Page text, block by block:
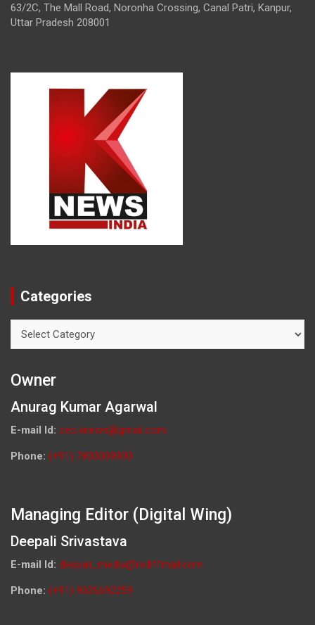
63/2C, The Mall Road, Noronha Crossing, Canal Patri, Kanpur,
Uttar Pradesh 208001
Categories
Owner
Anurag Kumar Agarwal
E-mail Id: ceo.knews@gmail.com
Phone: (+91) 7800009900
Managing Editor (Digital Wing)
Deepali Srivastava
E-mail Id: deepali_media@rediffmail.com
Phone: (+91) 9026692259